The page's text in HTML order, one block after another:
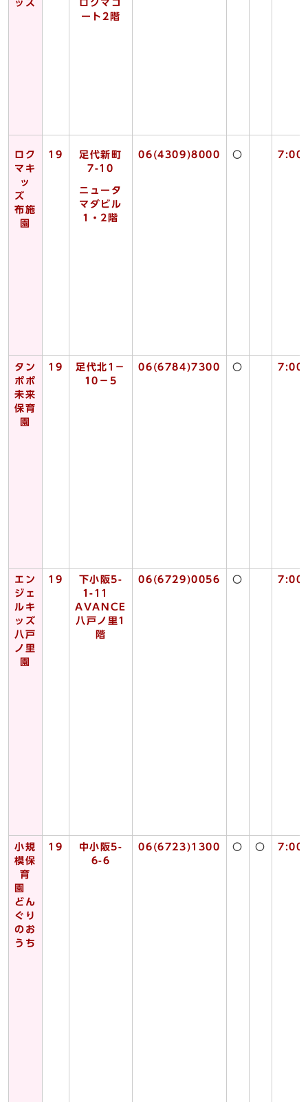
ッズ
ロクマコ
ート2階
ロク
マキ
ッ
ズ
布施
園
19
足代新町
7-10
ニュータ
マダビル
1・2階
06(4309)8000 〇
タン
ポポ
未来
保育
園
19
足代北1－
10－5
06(6784)7300 〇
エン
ジェ
ルキ
ッズ
八戸
ノ里
園
19
下小阪5-
1-11
AVANCE
八戸ノ里1
階
06(6729)0056 〇
小規
模保
育
園
どん
ぐり
のお
うち
19
中小阪5-
6-6
06(6723)1300 〇 〇